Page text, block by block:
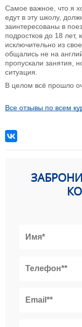
Самое важное, что я
едут в эту школу,
заинтересованы в
подростков до 18 лет,
исключительно из
общались не на
пропускали занятия,
ситуация.
В целом всё прошло
Все отзывы по всем